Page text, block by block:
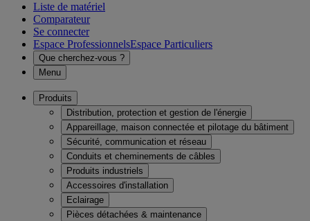
Liste de matériel
Comparateur
Se connecter
Espace ProfessionnelsEspace Particuliers
Que cherchez-vous ?
Menu
Produits
Distribution, protection et gestion de l'énergie
Appareillage, maison connectée et pilotage du bâtiment
Sécurité, communication et réseau
Conduits et cheminements de câbles
Produits industriels
Accessoires d'installation
Eclairage
Pièces détachées & maintenance